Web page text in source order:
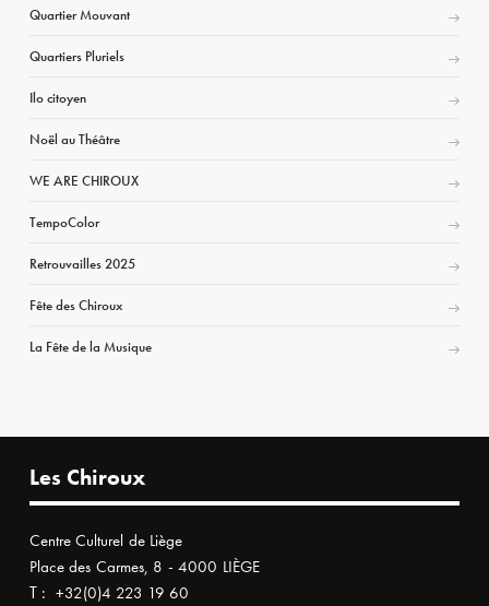
Quartier Mouvant
Quartiers Pluriels
Ilo citoyen
Noël au Théâtre
WE ARE CHIROUX
TempoColor
Retrouvailles 2025
Fête des Chiroux
La Fête de la Musique
Les Chiroux
Centre Culturel de Liège
Place des Carmes, 8 - 4000 LIÈGE
T : +32(0)4 223 19 60